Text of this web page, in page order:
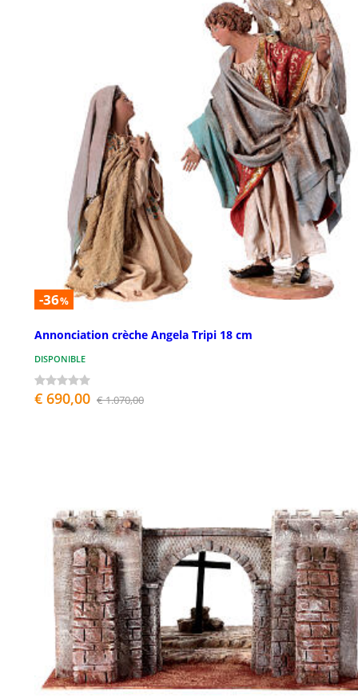
-36%
Annonciation crèche Angela Tripi 18 cm
DISPONIBLE
€ 690,00 € 1.070,00